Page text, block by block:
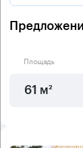
Площадь
61 м²